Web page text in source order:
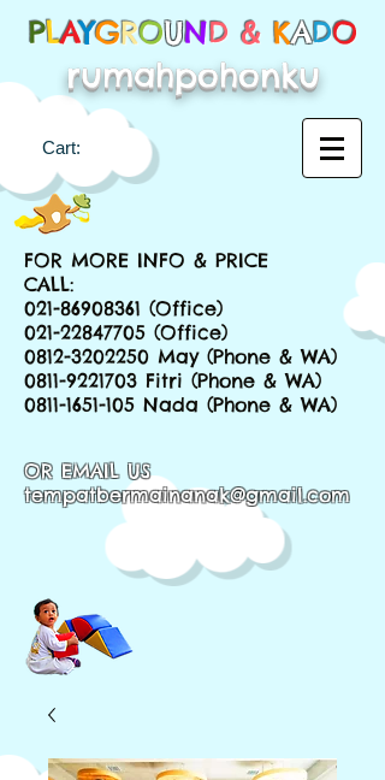
PLAYGROUND & KADO
rumahpohonku
Cart:
FOR MORE INFO & PRICE
CALL:
021-86908361 (Office)
021-22847705 (Office)
0812-3202250 May (Phone & WA)
0811-9221703 Fitri (Phone & WA)
0811-1651-105 Nada (Phone & WA)
OR EMAIL US
tempatbermainanak@gmail.com